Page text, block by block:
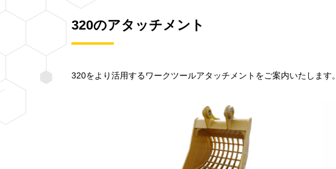
320のアタッチメント
320をより活用するワークツールアタッチメントをご案内いたします。